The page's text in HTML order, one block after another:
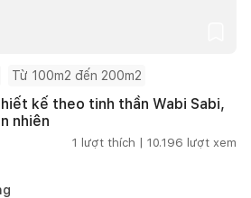
Từ 100m2 đến 200m2
kế theo tinh thần Wabi Sabi,
nhiên
1 lượt thích | 10.196 lượt xem